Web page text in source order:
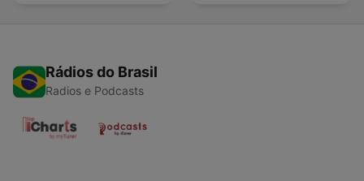
Rádios do Brasil
Radios e Podcasts